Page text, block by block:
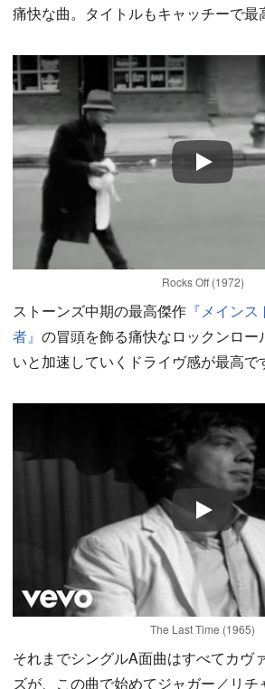
痛快な曲。タイトルもキャッチーで最
Play
Rocks Off (1972)
ストーンズ中期の最高傑作 『メイン
者』 の冒頭を飾る痛快なロックンロー
いと加速していくドライヴ感が最高で
Play
The Last Time (1965)
それまでシングルA面曲はすべてカヴ
ズが、この曲で始めてジャガー／リ